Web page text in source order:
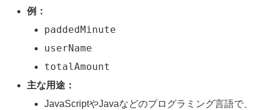
例：
paddedMinute
userName
totalAmount
主な用途：
JavaScriptやJavaなどのプログラミング言語で、